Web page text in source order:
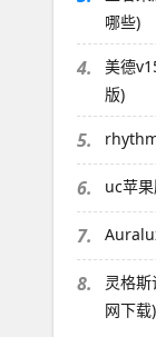
哪些)
4.
美德
版)
5.
6. uc苹
7.
8.
灵格
网下载)